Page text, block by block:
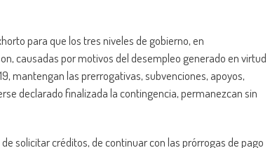
para que los tres niveles de gobierno, en
causadas por motivos del desempleo generado en virtud
mantengan las prerrogativas, subvenciones, apoyos,
declarado finalizada la contingencia, permanezcan sin
solicitar créditos, de continuar con las prórrogas de pago